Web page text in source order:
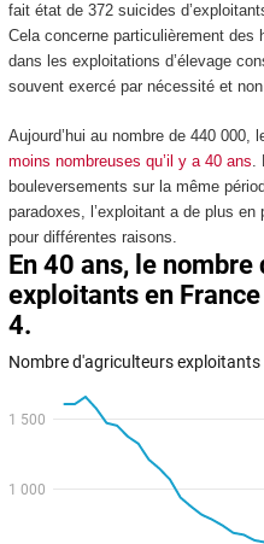
fait état de 372 suicides
Cela concerne particulièrement
dans les exploitations d’élevage
souvent exercé par nécessité et
Aujourd’hui au nombre de 440
moins nombreuses qu’il y a 40 ans
bouleversements sur la même
paradoxes, l’exploitant a de plus
pour différentes raisons.